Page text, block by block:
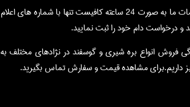
برای دریافت خدمات ما به صورت 24 ساعته کافیست تنها با شماره های اعلام
درخواست دام خود را ثبت نمایید.
فروش انواع بره شیری و گوسفند در نژادهای مختلف به
نیز داریم.برای مشاهده قیمت و سفارش تماس بگیرید.